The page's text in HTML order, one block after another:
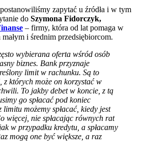
zapytać u źródła i w tym
do Szymona Fidorczyk,
– firmy, która od lat pomaga w
i średnim przedsiębiorcom.
wybierana oferta wśród osób
biznes. Bank przyznaje
limit w rachunku. Są to
z których może on korzystać w
To jakby debet w koncie, z tą
go spłacać pod koniec
limitu możemy spłacać, kiedy jest
więcej, nie spłacając równych rat
w przypadku kredytu, a spłacamy
mogą one być większe, a raz